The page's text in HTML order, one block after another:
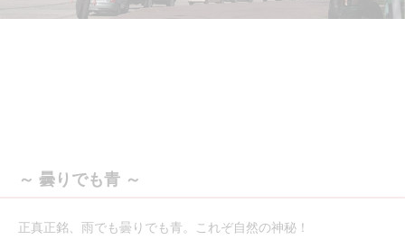
～ 曇りでも青 ～
正真正銘、雨でも曇りでも青。これぞ自然の神秘！